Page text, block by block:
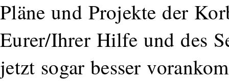
Pläne und Projekte der
Eurer/Ihrer Hilfe und des
jetzt sogar besser